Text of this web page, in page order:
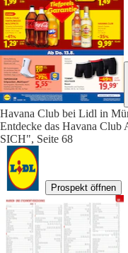
Havana Club bei Lidl in
Entdecke das Havana
SICH", Seite 68
Prospekt öffnen